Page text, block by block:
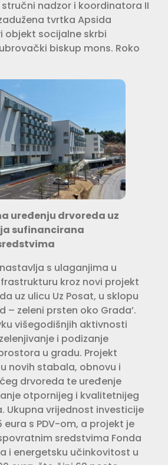
stručni nadzor i koordinatora II
tvrtka Apsida
objekt socijalne skrbi
biskup mons. Roko
uređenju drvoreda uz
sufinancirana
s ulaganjima u
kroz novi projekt
uz ulicu Uz Posat, u sklopu
– zeleni prsten oko Grada’.
višegodišnjih aktivnosti
i podizanje
u gradu. Projekt
novih stabala, obnovu i
drvoreda te uređenje
otpornijeg i kvalitetnijeg
Ukupna vrijednost investicije
eura s PDV-om, a projekt je
sredstvima Fonda
i energetsku učinkovitost u